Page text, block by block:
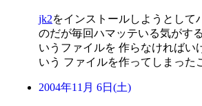
jk2をインストールしようとして
のだが毎回ハマッテいる気がす
いうファイルを 作らなければい
いう ファイルを作ってしまった
2004年11月 6日(土)